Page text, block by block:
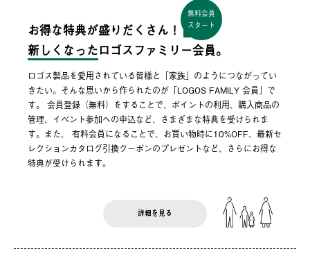
お得な特典が盛りだくさん！
無料会員
スタート
新しくなった ロゴスファミリー会員。
ロゴス製品を愛用されている皆様と「家族」のようにつながってい
きたい。そんな思いから作られたのが「LOGOS FAMILY 会員」で
す。 会員登録（無料）をすることで、ポイントの利用、購入商品の
管理、イベント参加への申込など、さまざまな特典を受けられま
す。また、 有料会員になることで、お買い物時に10%OFF、最新セ
レクションカタログ引換クーポンのプレゼントなど、さらにお得な
特典が受けられます。
詳細を見る